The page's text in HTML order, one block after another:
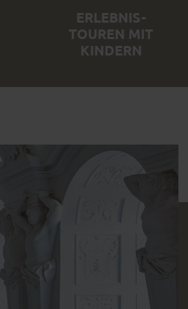
ERLEBNIS-
TOUREN MIT
KINDERN